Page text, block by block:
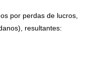
por perdas de lucros,
resultantes: